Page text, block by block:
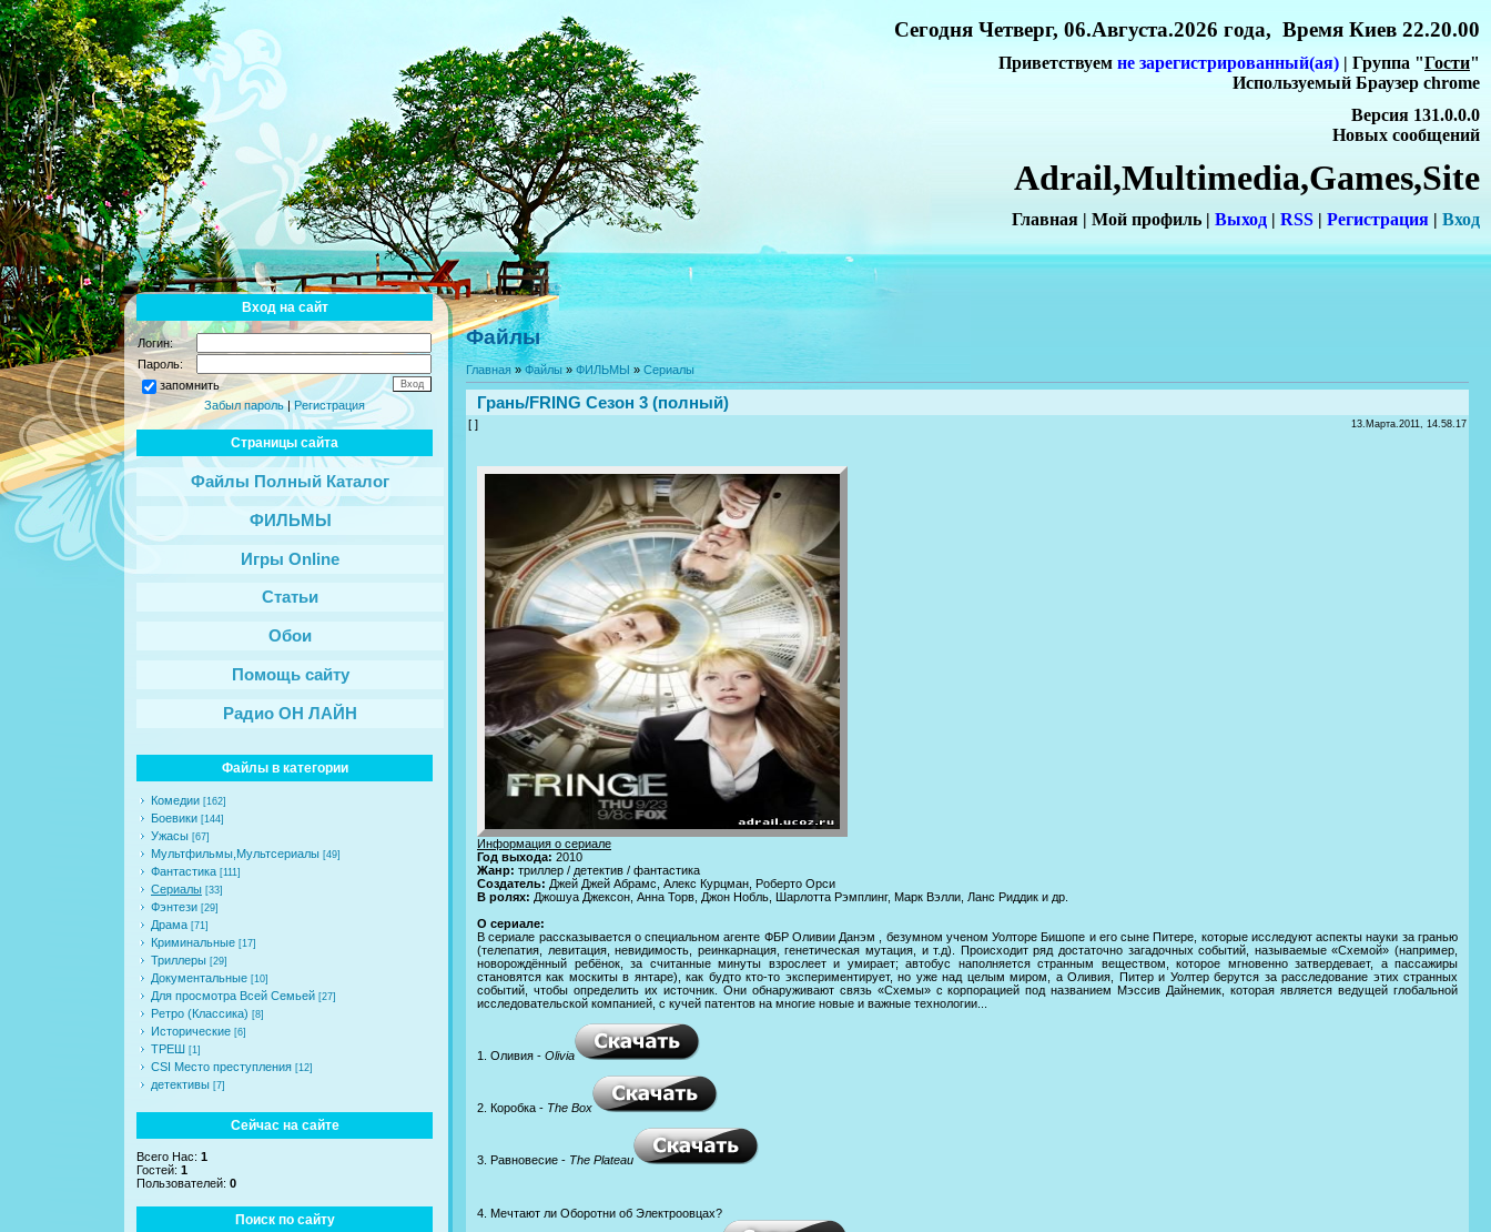
Сегодня Четверг, 06.Августа.2026 года, Время Киев 22.20.00
Приветствуем не зарегистрированный(ая) | Группа "Гости"
Используемый Браузер chrome
Версия 131.0.0.0
Новых сообщений
Adrail,Multimedia,Games,Site
Главная | Мой профиль | Выход | RSS | Регистрация | Вход
Вход на сайт
Логин:
Пароль:
запомнить
Забыл пароль|Регистрация
Страницы сайта
Файлы Полный Каталог
ФИЛЬМЫ
Игры Online
Статьи
Обои
Помощь сайту
Радио ОН ЛАЙН
Файлы в категории
Комедии [162]
Боевики [144]
Ужасы [67]
Мультфильмы,Мультсериалы [49]
Фантастика [111]
Сериалы [33]
Фэнтези [29]
Драма [71]
Криминальные [17]
Триллеры [29]
Документальные [10]
Для просмотра Всей Семьей [27]
Ретро (Классика) [8]
Исторические [6]
ТРЕШ [1]
CSI Место преступления [12]
детективы [7]
Сейчас на сайте
Всего Нас: 1
Гостей: 1
Пользователей: 0
Поиск по сайту
Файлы
Главная»Файлы» ФИЛЬМЫ » Сериалы
Грань/FRING Сезон 3 (полный)
[ ] 13.Марта.2011, 14.58.17
Информация о сериале
Год выхода: 2010
Жанр: триллер / детектив / фантастика
Создатель: Джей Джей Абрамс, Алекс Курцман, Роберто Орcи
В ролях: Джошуа Джексон, Анна Торв, Джон Нобль, Шарлотта Рэмплинг, Марк Вэлли, Ланс Риддик и др.
О cериале:
В сериале рассказывается о специальном агенте ФБР Оливии Данэм , безумном ученом Уолторе Бишопе и его сыне Питере, которые исследуют аспекты науки за гранью
(телепатия, левитация, невидимость, реинкарнация, генетическая мутация, и т.д). Происходит ряд достаточно загадочных событий, называемые «Схемой» (например,
новорождённый ребёнок, за считанные минуты взрослеет и умирает; автобус наполняется странным веществом, которое мгновенно затвердевает, а пассажиры
становятся как москиты в янтаре), как будто кто-то экспериментирует, но уже над целым миром, а Оливия, Питер и Уолтер берутся за расследование этих странных
событий, чтобы определить их источник. Они обнаруживают связь «Схемы» с корпорацией под названием Мэссив Дайнемик, которая является ведущей глобальной
исследовательской компанией, с кучей патентов на многие новые и важные технологии...
1. Оливия - Olivia
2. Коробка - The Box
3. Равновесие - The Plateau
4. Мечтают ли Оборотни об Электроовцах?